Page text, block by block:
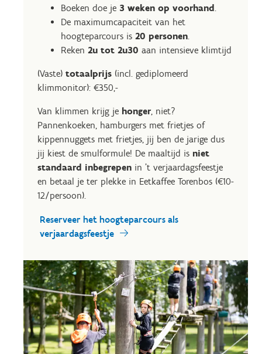
Boeken doe je 3 weken op voorhand.
De maximumcapaciteit van het
hoogteparcours is 20 personen.
Reken 2u tot 2u30 aan intensieve klimtijd
(Vaste) totaalprijs (incl. gediplomeerd
klimmonitor): €350,-
Van klimmen krijg je honger, niet?
Pannenkoeken, hamburgers met frietjes of
kippennuggets met frietjes, jij ben de jarige dus
jij kiest de smulformule! De maaltijd is niet
standaard inbegrepen in 't verjaardagsfeestje
en betaal je ter plekke in Eetkaffee Torenbos (€10-
12/persoon).
Reserveer het hoogteparcours als
verjaardagsfeestje